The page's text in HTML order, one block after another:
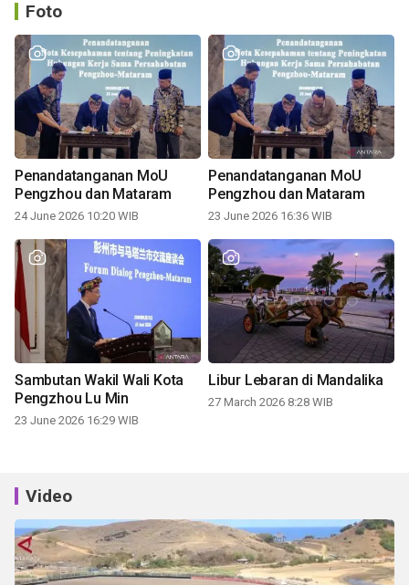
Foto
Penandatanganan MoU
Pengzhou dan Mataram
24 June 2026 10:20 WIB
Penandatanganan MoU
Pengzhou dan Mataram
23 June 2026 16:36 WIB
Sambutan Wakil Wali Kota
Pengzhou Lu Min
23 June 2026 16:29 WIB
Libur Lebaran di Mandalika
27 March 2026 8:28 WIB
Video